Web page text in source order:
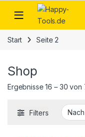
Skip to navigation
Skip to content
Open
Start Seite 2
Shop
Ergebnisse 16 – 30
Filters